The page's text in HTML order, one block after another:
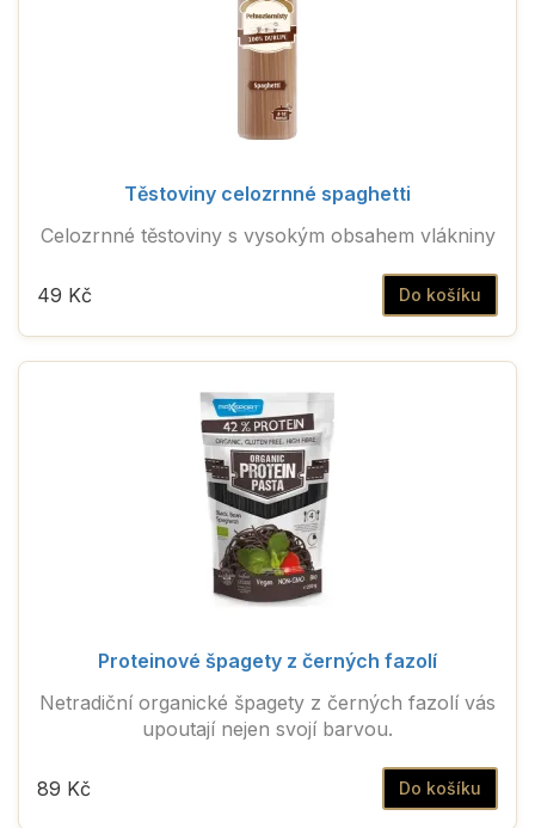
Těstoviny celozrnné spaghetti
Celozrnné těstoviny s vysokým obsahem vlákniny
Do košíku
49 Kč
Proteinové špagety z černých fazolí
Netradiční organické špagety z černých fazolí vás
upoutají nejen svojí barvou.
Do košíku
89 Kč